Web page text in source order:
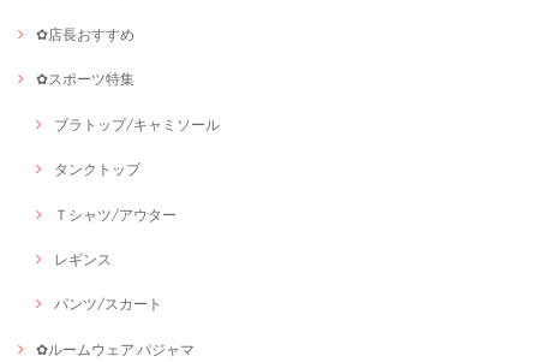
✿店長おすすめ
✿スポーツ特集
ブラトップ/キャミソール
タンクトップ
Ｔシャツ/アウター
レギンス
パンツ/スカート
✿ルームウェア·パジャマ